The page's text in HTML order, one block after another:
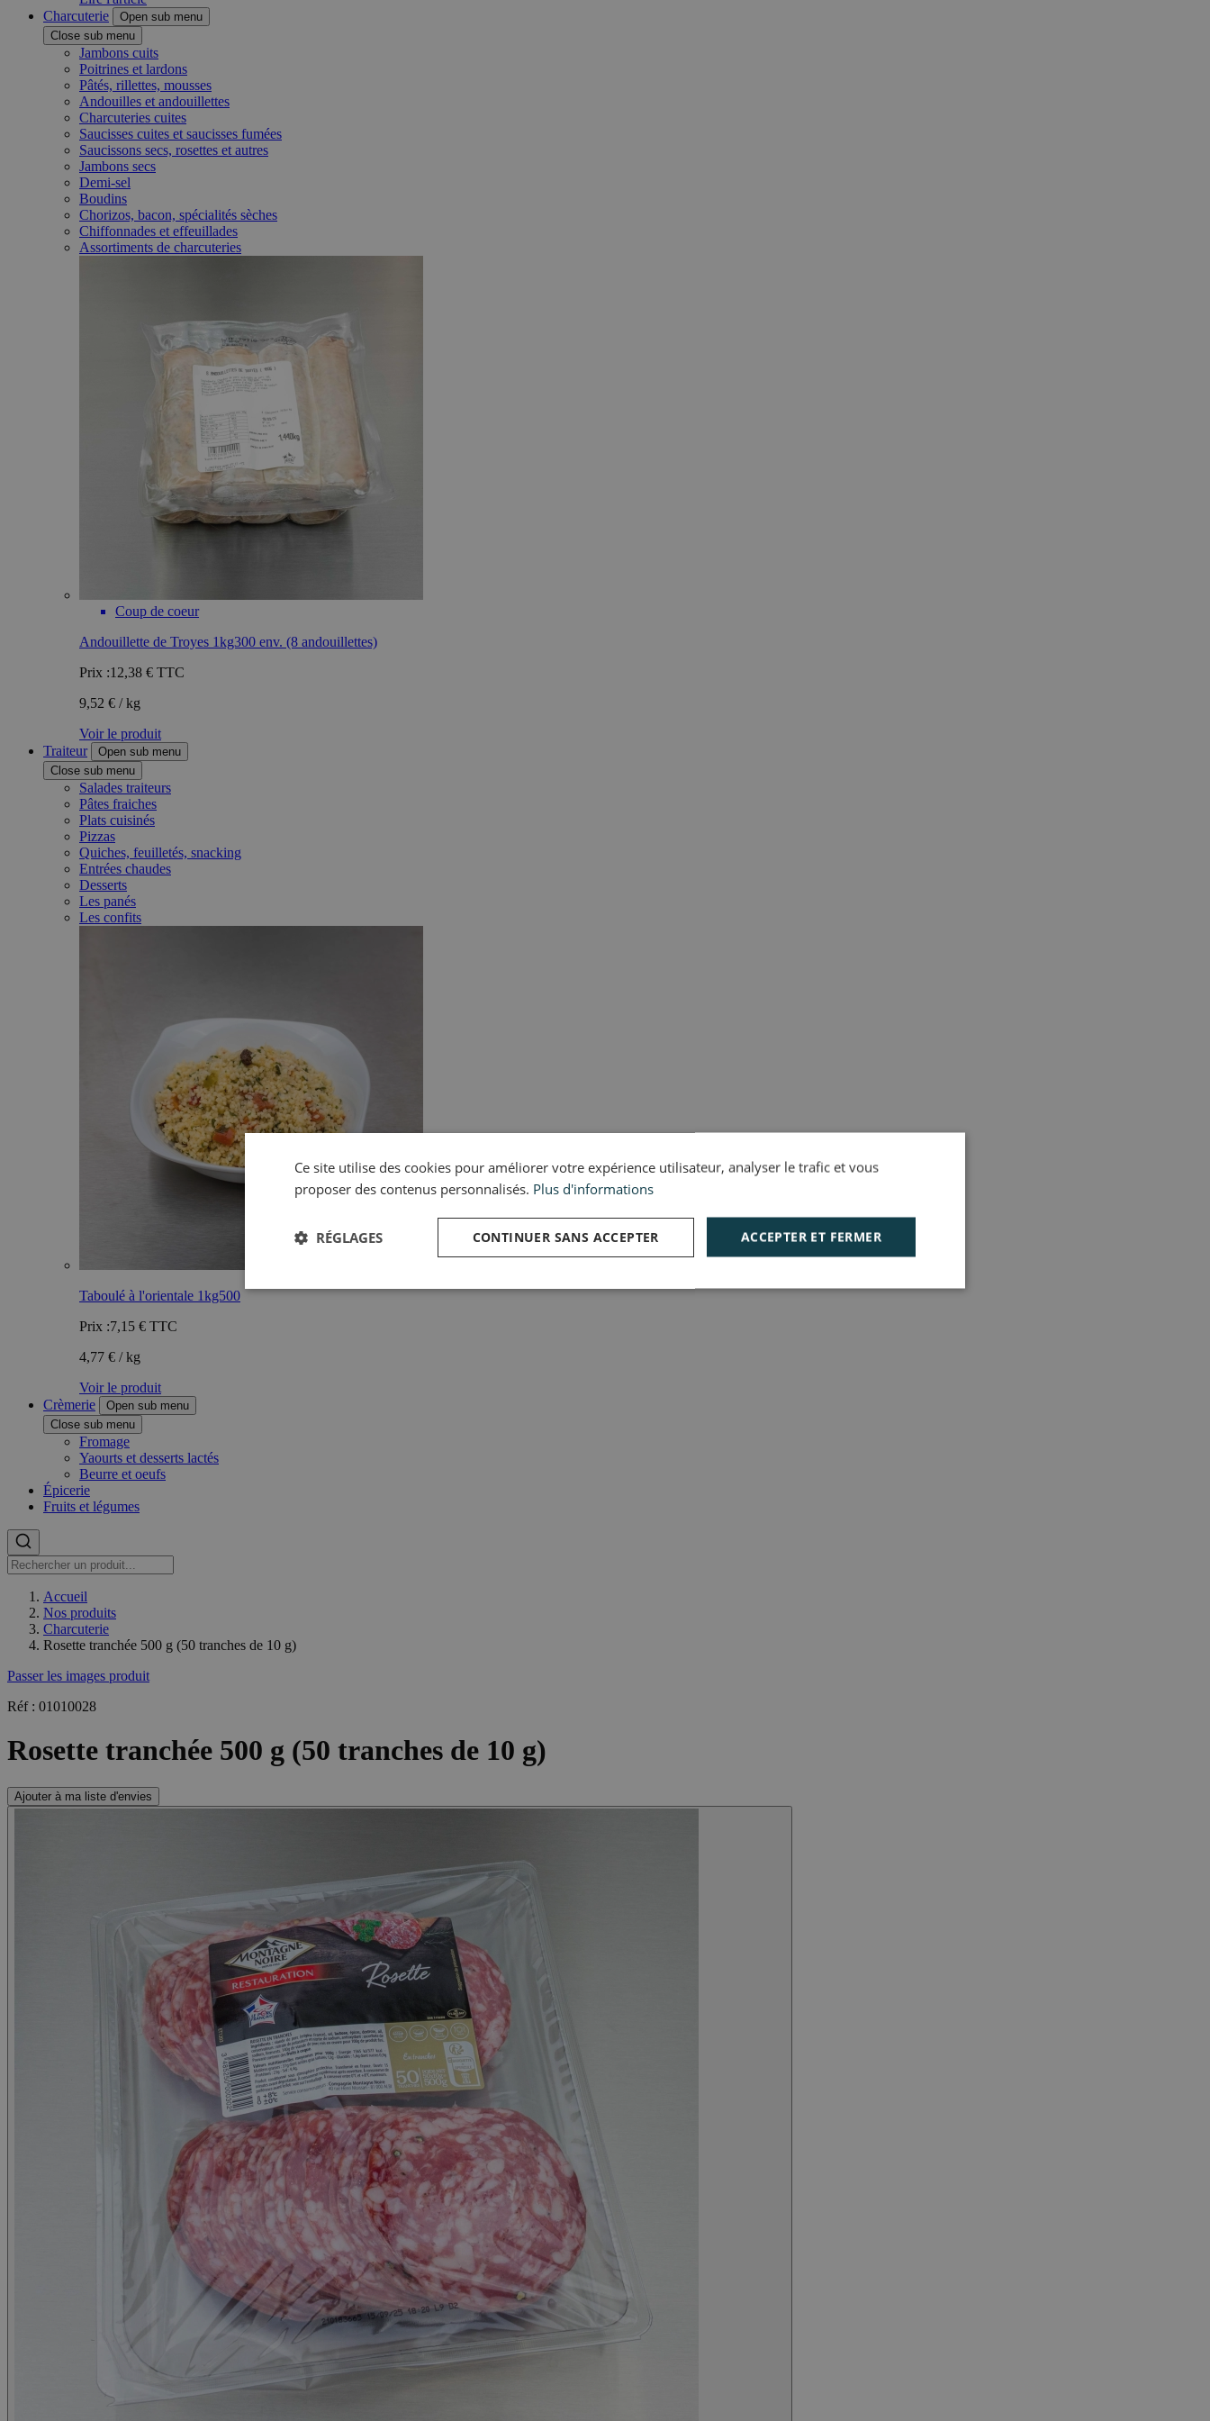
Charcuterie
Open sub menu
Close sub menu
Jambons cuits
Poitrines et lardons
Pâtés, rillettes, mousses
Andouilles et andouillettes
Charcuteries cuites
Saucisses cuites et saucisses fumées
Saucissons secs, rosettes et autres
Jambons secs
Demi-sel
Boudins
Chorizos, bacon, spécialités sèches
Chiffonnades et effeuillades
Assortiments de charcuteries
Coup de coeur
Andouillette de Troyes 1kg300 env. (8 andouillettes)
Prix :12,38 € TTC
9,52 € / kg
Voir le produit
Traiteur
Open sub menu
Close sub menu
Salades traiteurs
Pâtes fraiches
Plats cuisinés
Pizzas
Quiches, feuilletés, snacking
Entrées chaudes
Desserts
Les panés
Les confits
Taboulé à l'orientale 1kg500
Prix :7,15 € TTC
4,77 € / kg
Voir le produit
Crèmerie
Open sub menu
Close sub menu
Fromage
Yaourts et desserts lactés
Beurre et oeufs
Épicerie
Fruits et légumes
Accueil
Nos produits
Charcuterie
Rosette tranchée 500 g (50 tranches de 10 g)
Passer les images produit
Réf : 01010028
Rosette tranchée 500 g (50 tranches de 10 g)
Ajouter à ma liste d'envies
Ce site utilise des cookies pour améliorer votre expérience utilisateur, analyser le trafic et vous
proposer des contenus personnalisés. Plus d'informations
ACCEPTER ET FERMER
CONTINUER SANS ACCEPTER
RÉGLAGES